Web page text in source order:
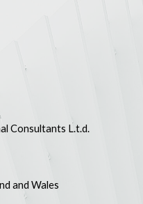
Consultants L.t.d.
and Wales